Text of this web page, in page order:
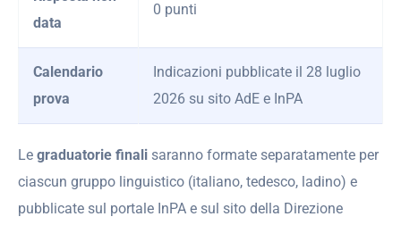
data
0 punti
Calendario
prova
Indicazioni pubblicate il 28 luglio
2026 su sito AdE e InPA
Le graduatorie finali saranno formate separatamente per
ciascun gruppo linguistico (italiano, tedesco, ladino) e
pubblicate sul portale InPA e sul sito della Direzione